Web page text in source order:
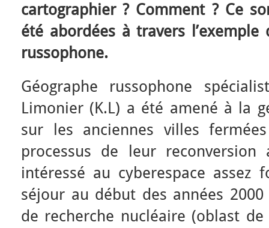
cartographier ? Comment ? Ce
été abordées à travers l’exemple
russophone.
Géographe russophone
Limonier (K.L) a été amené à la
sur les anciennes villes
processus de leur reconversion
intéressé au cyberespace
séjour au début des années
de recherche nucléaire (oblast